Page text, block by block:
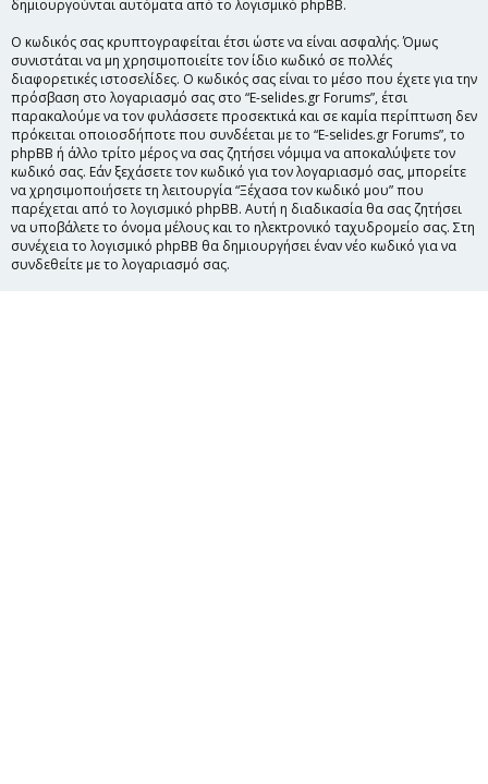
δημιουργούνται αυτόματα από το λογισμικό phpBB.
Ο κωδικός σας κρυπτογραφείται έτσι ώστε να είναι ασφαλής. Όμως
συνιστάται να μη χρησιμοποιείτε τον ίδιο κωδικό σε πολλές
διαφορετικές ιστοσελίδες. Ο κωδικός σας είναι το μέσο που έχετε για την
πρόσβαση στο λογαριασμό σας στο “E-selides.gr Forums”, έτσι
παρακαλούμε να τον φυλάσσετε προσεκτικά και σε καμία περίπτωση δεν
πρόκειται οποιοσδήποτε που συνδέεται με το “E-selides.gr Forums”, το
phpBB ή άλλο τρίτο μέρος να σας ζητήσει νόμιμα να αποκαλύψετε τον
κωδικό σας. Εάν ξεχάσετε τον κωδικό για τον λογαριασμό σας, μπορείτε
να χρησιμοποιήσετε τη λειτουργία “Ξέχασα τον κωδικό μου” που
παρέχεται από το λογισμικό phpBB. Αυτή η διαδικασία θα σας ζητήσει
να υποβάλετε το όνομα μέλους και το ηλεκτρονικό ταχυδρομείο σας. Στη
συνέχεια το λογισμικό phpBB θα δημιουργήσει έναν νέο κωδικό για να
συνδεθείτε με το λογαριασμό σας.